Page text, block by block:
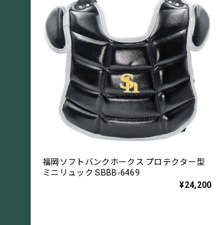
福岡ソフトバンクホークス プロテクター型
ミニリュック SBBB-6469
¥24,200